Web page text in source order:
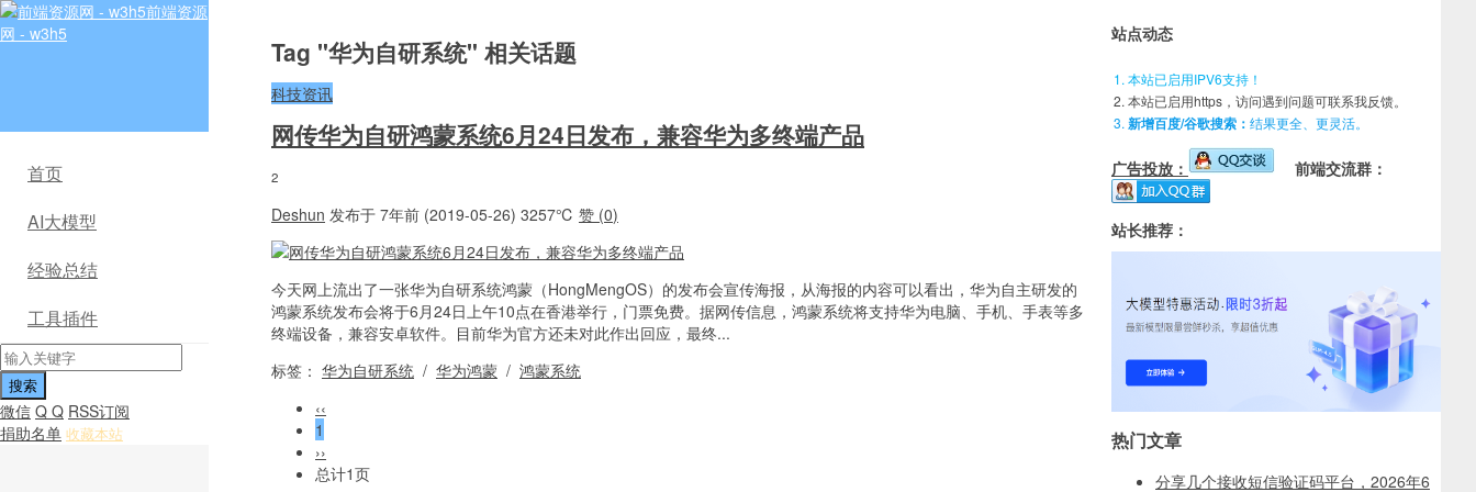
前端资源
网 - w3h5
首页
AI大模型
经验总结
工具插件
微信 Q Q RSS订阅
捐助名单 收藏本站
Tag "华为自研系统" 相关话题
科技资讯
网传华为自研鸿蒙系统6月24日发布，兼容华为多终端产品
2
Deshun 发布于 7年前 (2019-05-26) 3257℃ 赞 (0)
今天网上流出了一张华为自研系统鸿蒙（HongMengOS）的发布会宣传海报，从海报的内容可以看出，华为自主研发的
鸿蒙系统发布会将于6月24日上午10点在香港举行，门票免费。据网传信息，鸿蒙系统将支持华为电脑、手机、手表等多
终端设备，兼容安卓软件。目前华为官方还未对此作出回应，最终...
标签： 华为自研系统 / 华为鸿蒙 / 鸿蒙系统
‹‹
1
››
总计1页
站点动态
本站已启用IPV6支持！
本站已启用https，访问遇到问题可联系我反馈。
新增百度/谷歌搜索： 结果更全、更灵活。
广告投放： 前端交流群：
站长推荐：
热门文章
分享几个接收短信验证码平台，2026年6